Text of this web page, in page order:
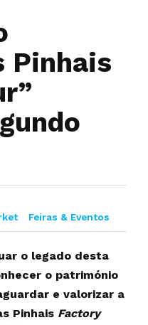
Pinhais
Feiras & Eventos
o legado desta
o património
e valorizar a
Pinhais Factory